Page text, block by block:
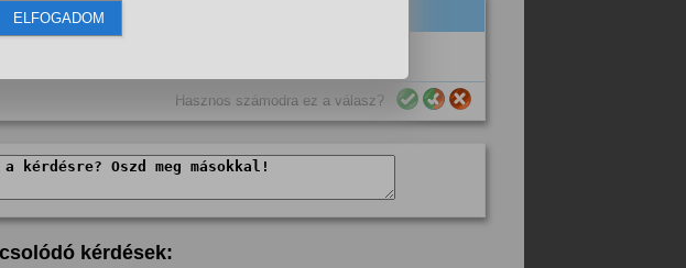
Hasznos számodra ez a válasz?
kérdések: